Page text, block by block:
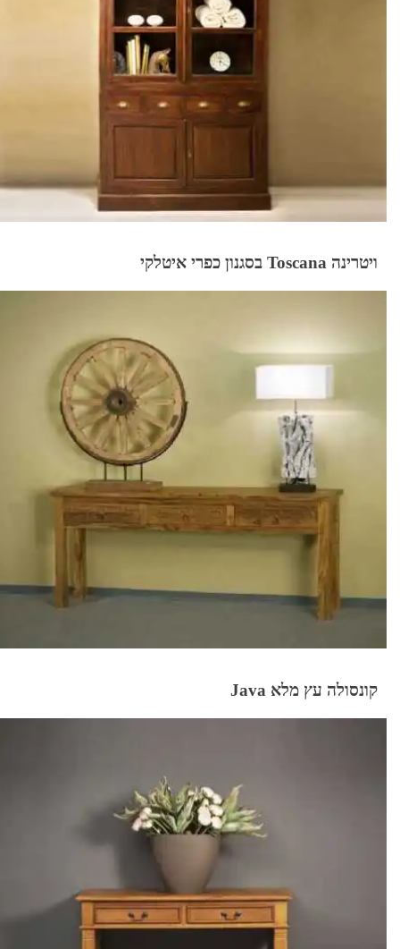
ויטרינה Toscana בסגנון כפרי איטלקי
קונסולה עץ מלא Java